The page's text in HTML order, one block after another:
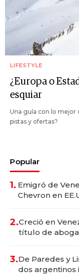
LIFESTYLE
¿Europa o
esquiar
Una guía con lo mejor
pistas y ofertas?
Popular
1. Emigró de
Chevron en
2.Creció en
título de
3.De Paredes y
dos argentinos